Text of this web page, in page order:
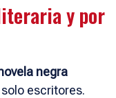
y por
negra
escritores.